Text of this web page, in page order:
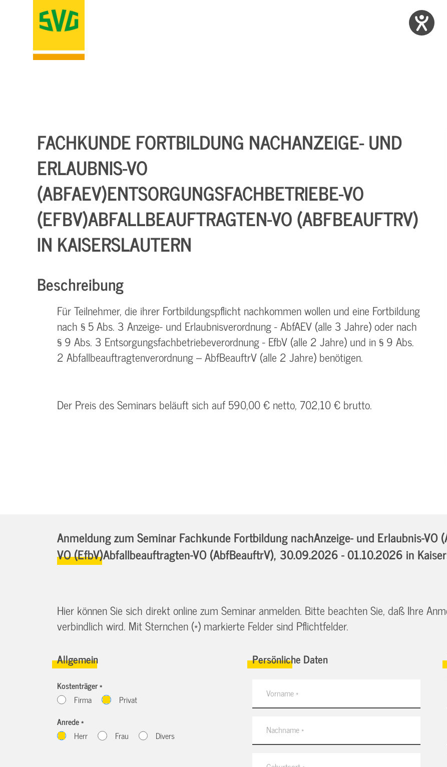
FACHKUNDE FORTBILDUNG NACHANZEIGE- UND
ERLAUBNIS-VO
(ABFAEV)ENTSORGUNGSFACHBETRIEBE-VO
(EFBV)ABFALLBEAUFTRAGTEN-VO (ABFBEAUFTRV)
IN KAISERSLAUTERN
Beschreibung
Für Teilnehmer, die ihrer Fortbildungspflicht nachkommen wollen und eine Fortbildung
nach § 5 Abs. 3 Anzeige- und Erlaubnisverordnung - AbfAEV (alle 3 Jahre) oder nach
§ 9 Abs. 3 Entsorgungsfachbetriebeverordnung - EfbV (alle 2 Jahre) und in § 9 Abs.
2 Abfallbeauftragtenverordnung – AbfBeauftrV (alle 2 Jahre) benötigen.
Der Preis des Seminars beläuft sich auf 590,00 € netto, 702,10 € brutto.
Anmeldung zum Seminar Fachkunde Fortbildung nachAnzeige- und Erlaubnis-VO
VO (EfbV)Abfallbeauftragten-VO (AbfBeauftrV), 30.09.2026 - 01.10.2026 in
Hier können Sie sich direkt online zum Seminar anmelden. Bitte beachten Sie, daß Ihre
verbindlich wird. Mit Sternchen (*) markierte Felder sind Pflichtfelder.
Allgemein
Kostenträger *
Firma
Privat
Anrede *
Herr
Frau Divers
Persönliche Daten